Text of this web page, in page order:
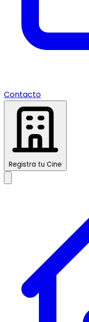
Contacto
Registra tu Cine